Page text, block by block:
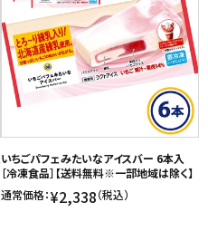
いちごパフェみたいなアイスバー 6本入
［冷凍食品］【送料無料※一部地域は除く】
通常価格：¥2,338（税込）